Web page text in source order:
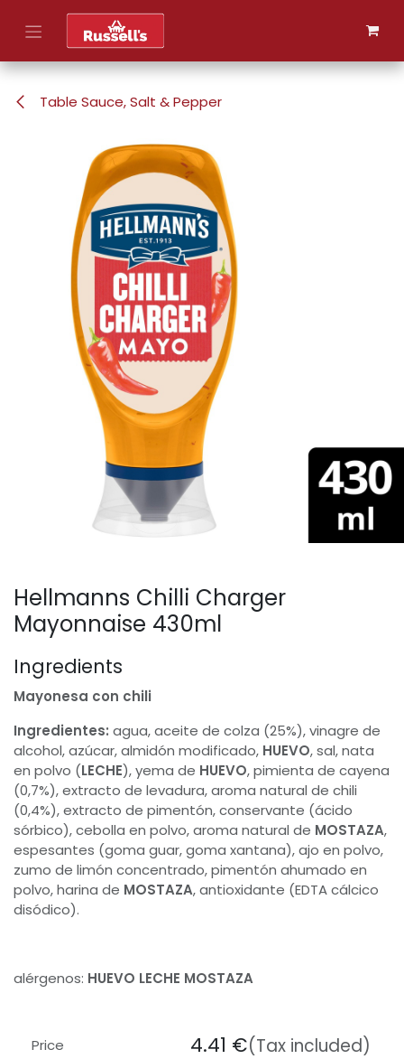
Skip to Content
Table Sauce, Salt & Pepper
Hellmanns Chilli Charger
Mayonnaise 430ml
Ingredients
Mayonesa con chili
Ingredientes: agua, aceite de colza (25%), vinagre de
alcohol, azúcar, almidón modificado, HUEVO, sal, nata
en polvo (LECHE), yema de HUEVO, pimienta de cayena
(0,7%), extracto de levadura, aroma natural de chili
(0,4%), extracto de pimentón, conservante (ácido
sórbico), cebolla en polvo, aroma natural de MOSTAZA,
espesantes (goma guar, goma xantana), ajo en polvo,
zumo de limón concentrado, pimentón ahumado en
polvo, harina de MOSTAZA, antioxidante (EDTA cálcico
disódico).
alérgenos: HUEVO LECHE MOSTAZA
Price 4.41 €(Tax included)